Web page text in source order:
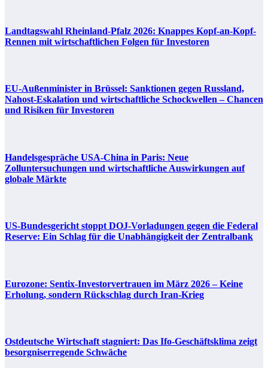
Landtagswahl Rheinland-Pfalz 2026: Knappes Kopf-an-Kopf-
Rennen mit wirtschaftlichen Folgen für Investoren
EU-Außenminister in Brüssel: Sanktionen gegen Russland,
Nahost-Eskalation und wirtschaftliche Schockwellen – Chancen
und Risiken für Investoren
Handelsgespräche USA-China in Paris: Neue
Zolluntersuchungen und wirtschaftliche Auswirkungen auf
globale Märkte
US-Bundesgericht stoppt DOJ-Vorladungen gegen die Federal
Reserve: Ein Schlag für die Unabhängigkeit der Zentralbank
Eurozone: Sentix-Investorvertrauen im März 2026 – Keine
Erholung, sondern Rückschlag durch Iran-Krieg
Ostdeutsche Wirtschaft stagniert: Das Ifo-Geschäftsklima zeigt
besorgniserregende Schwäche